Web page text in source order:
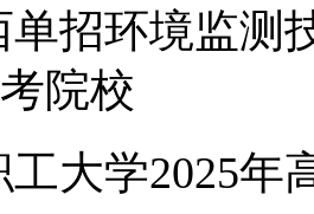
单招环境监测
院校
大学2025年